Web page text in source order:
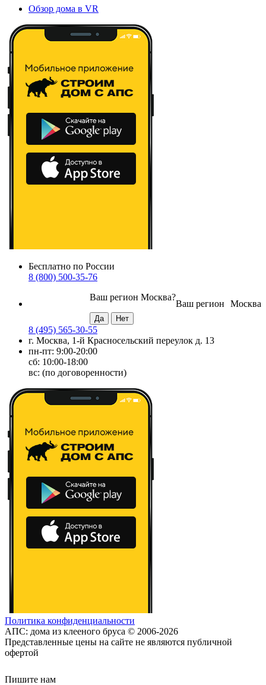
Обзор дома в VR
Бесплатно по России
8 (800) 500-35-76
Москва
Ваш регион
Ваш регион Москва?
8 (495) 565-30-55
г. Москва, 1-й Красносельский переулок д. 13
пн-пт: 9:00-20:00
сб: 10:00-18:00
вс: (по договоренности)
Политика конфиденциальности
АПС: дома из клееного бруса © 2006-2026
Представленные цены на сайте не являются публичной
офертой
Пишите нам